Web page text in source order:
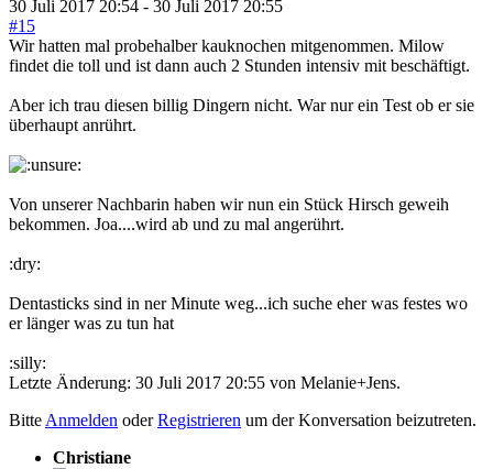
30 Juli 2017 20:54 - 30 Juli 2017 20:55
#15
Wir hatten mal probehalber kauknochen mitgenommen. Milow
findet die toll und ist dann auch 2 Stunden intensiv mit beschäftigt.
Aber ich trau diesen billig Dingern nicht. War nur ein Test ob er sie
überhaupt anrührt.
Von unserer Nachbarin haben wir nun ein Stück Hirsch geweih
bekommen. Joa....wird ab und zu mal angerührt.
:dry:
Dentasticks sind in ner Minute weg...ich suche eher was festes wo
er länger was zu tun hat
:silly:
Letzte Änderung: 30 Juli 2017 20:55 von Melanie+Jens.
BitteAnmelden oderRegistrieren um der Konversation beizutreten.
Christiane